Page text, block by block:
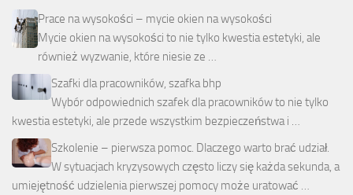
Prace na wysokości – mycie okien na wysokości
Mycie okien na wysokości to nie tylko kwestia estetyki, ale
również wyzwanie, które niesie ze …
Szafki dla pracowników, szafka bhp
Wybór odpowiednich szafek dla pracowników to nie tylko
kwestia estetyki, ale przede wszystkim bezpieczeństwa i …
Szkolenie – pierwsza pomoc. Dlaczego warto brać udział.
W sytuacjach kryzysowych często liczy się każda sekunda, a
umiejętność udzielenia pierwszej pomocy może uratować …